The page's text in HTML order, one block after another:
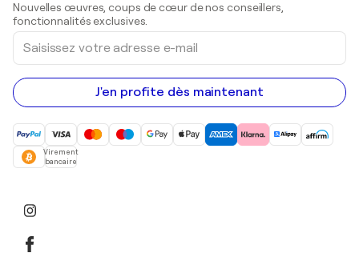
Peintures acryliques
Nouvelles œuvres, coups de cœur de nos conseillers,
fonctionnalités exclusives.
Saisissez
votre
adresse
e-
mail
J'en profite dès maintenant
Virement
bancaire